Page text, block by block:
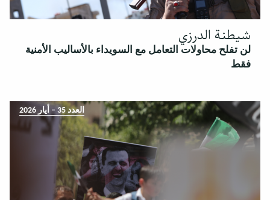
شيطنة الدرزي
لن تفلح محاولات التعامل مع السويداء بالأساليب الأمنية
فقط
العدد 35 – أيار 2026